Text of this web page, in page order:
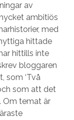
av
ambitiös
med
hittade
hittills inte
bloggaren
som ‘Två
som att det
Om temat är